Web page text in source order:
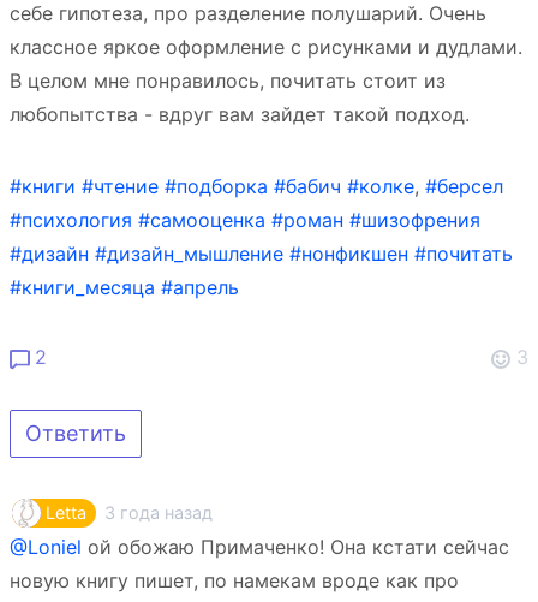
себе гипотеза, про разделение полушарий. Очень
классное яркое оформление с рисунками и дудлами.
В целом мне понравилось, почитать стоит из
любопытства - вдруг вам зайдет такой подход.
#книги #чтение #подборка #бабич #колке, #берсел
#психология #самооценка #роман #шизофрения
#дизайн #дизайн_мышление #нонфикшен #почитать
#книги_месяца #апрель
2 3
Ответить
Letta 3 года назад
@Loniel ой обожаю Примаченко! Она кстати сейчас
новую книгу пишет, по намекам вроде как про